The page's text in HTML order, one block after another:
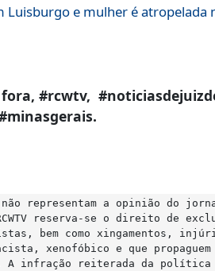
e mulher é atropelada
#rcwtv,
representam a opinião do
reserva-se o direito de
bem como xingamentos,
xenofóbico e que
A infração reiterada da política